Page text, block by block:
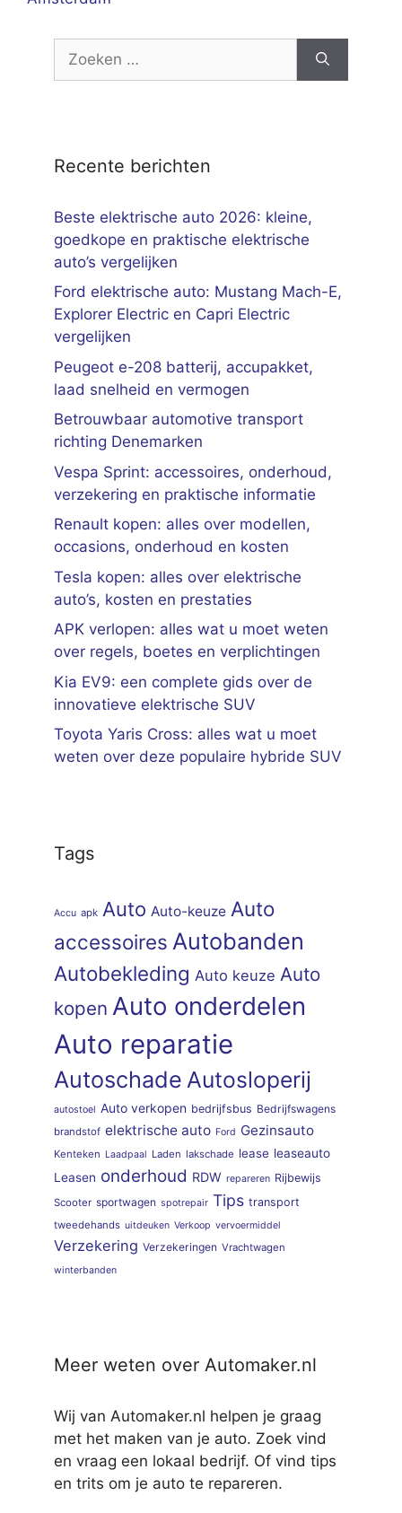
naar:
Recente berichten
Beste elektrische auto 2026: kleine,
goedkope en praktische elektrische
auto’s vergelijken
Ford elektrische auto: Mustang Mach-E,
Explorer Electric en Capri Electric
vergelijken
Peugeot e-208 batterij, accupakket,
laad snelheid en vermogen
Betrouwbaar automotive transport
richting Denemarken
Vespa Sprint: accessoires, onderhoud,
verzekering en praktische informatie
Renault kopen: alles over modellen,
occasions, onderhoud en kosten
Tesla kopen: alles over elektrische
auto’s, kosten en prestaties
APK verlopen: alles wat u moet weten
over regels, boetes en verplichtingen
Kia EV9: een complete gids over de
innovatieve elektrische SUV
Toyota Yaris Cross: alles wat u moet
weten over deze populaire hybride SUV
Tags
Accu apk Auto Auto-keuze Auto
accessoires Autobanden
Autobekleding Auto keuze Auto
kopen Auto onderdelen
Auto reparatie
Autoschade Autosloperij
autostoel Auto verkopen bedrijfsbus Bedrijfswagens
brandstof elektrische auto Ford Gezinsauto
Kenteken Laadpaal Laden lakschade lease leaseauto
Leasen onderhoud RDW repareren Rijbewijs
Scooter sportwagen spotrepair Tips transport
tweedehands uitdeuken Verkoop vervoermiddel
Verzekering Verzekeringen Vrachtwagen
winterbanden
Meer weten over Automaker.nl
Wij van Automaker.nl helpen je graag
met het maken van je auto. Zoek vind
en vraag een lokaal bedrijf. Of vind tips
en trits om je auto te repareren.